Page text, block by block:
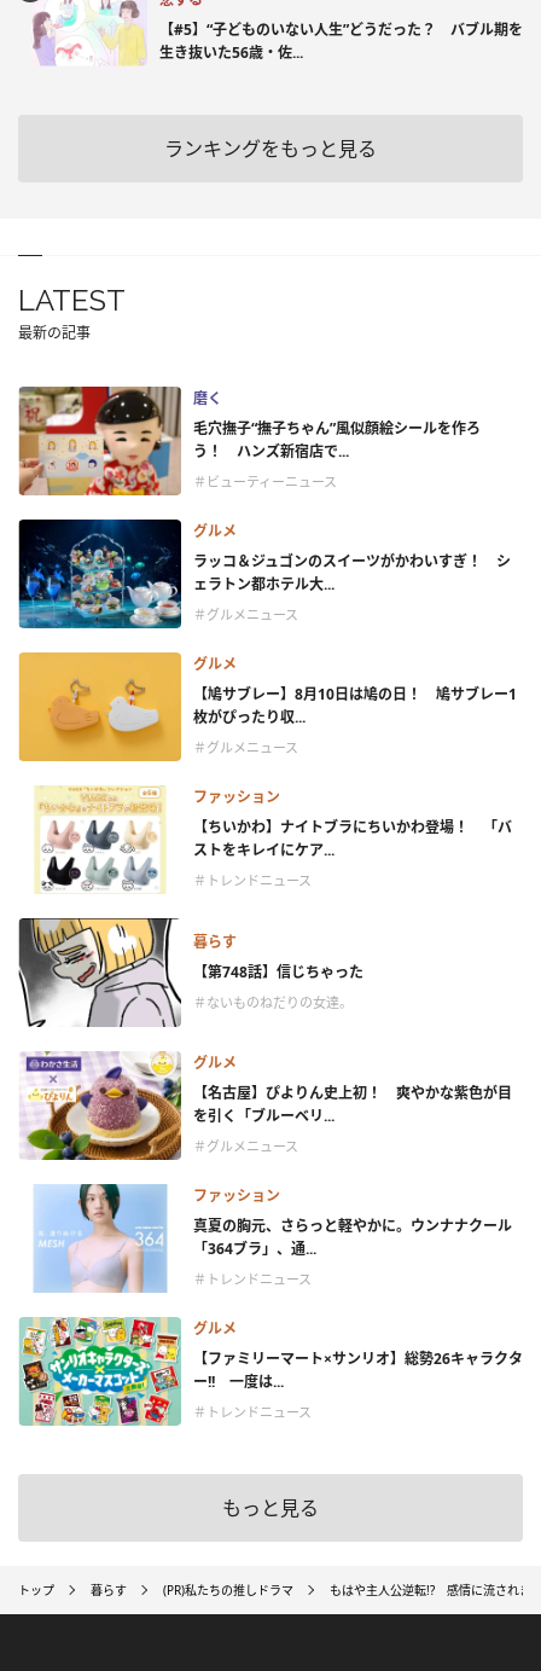
【#5】“子どものいない人生”どうだった？ バブル期を
生き抜いた56歳・佐...
ランキングをもっと見る
LATEST
最新の記事
磨く
毛穴撫子“撫子ちゃん”風似顔絵シールを作ろ
う！ ハンズ新宿店で...
＃ビューティーニュース
グルメ
ラッコ＆ジュゴンのスイーツがかわいすぎ！ シ
ェラトン都ホテル大...
＃グルメニュース
グルメ
【鳩サブレー】8月10日は鳩の日！ 鳩サブレー1
枚がぴったり収...
＃グルメニュース
ファッション
【ちいかわ】ナイトブラにちいかわ登場！ 「バ
ストをキレイにケア...
＃トレンドニュース
暮らす
【第748話】信じちゃった
＃ないものねだりの女達。
グルメ
【名古屋】ぴよりん史上初！ 爽やかな紫色が目
を引く「ブルーベリ...
＃グルメニュース
ファッション
真夏の胸元、さらっと軽やかに。ウンナナクール
「364ブラ」、通...
＃トレンドニュース
グルメ
【ファミリーマート×サンリオ】総勢26キャラクタ
ー!! 一度は...
＃トレンドニュース
もっと見る
トップ 暮らす (PR)私たちの推しドラマ もはや主人公逆転!? 感情に流されま